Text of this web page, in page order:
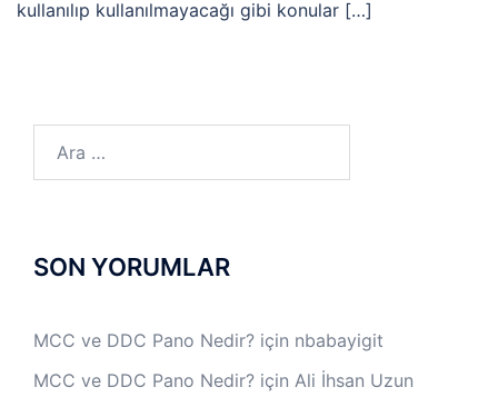
kullanılıp kullanılmayacağı gibi konular […]
SON YORUMLAR
MCC ve DDC Pano Nedir? için nbabayigit
MCC ve DDC Pano Nedir? için Ali İhsan Uzun